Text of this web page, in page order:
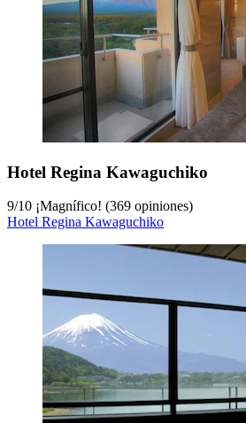
Hotel Regina Kawaguchiko
9/10 ¡Magnífico! (369 opiniones)
Hotel Regina Kawaguchiko